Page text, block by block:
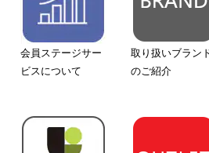
会員ステージサー
ビスについて
取り扱いブラン
のご紹介